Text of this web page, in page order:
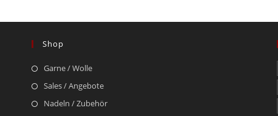
Shop
Garne / Wolle
Sales / Angebote
Nadeln / Zubehör